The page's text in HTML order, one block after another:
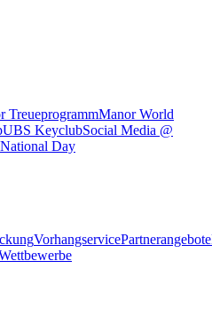
TreueprogrammManor World
UBS KeyclubSocial Media @
National Day
VorhangservicePartnerangebote